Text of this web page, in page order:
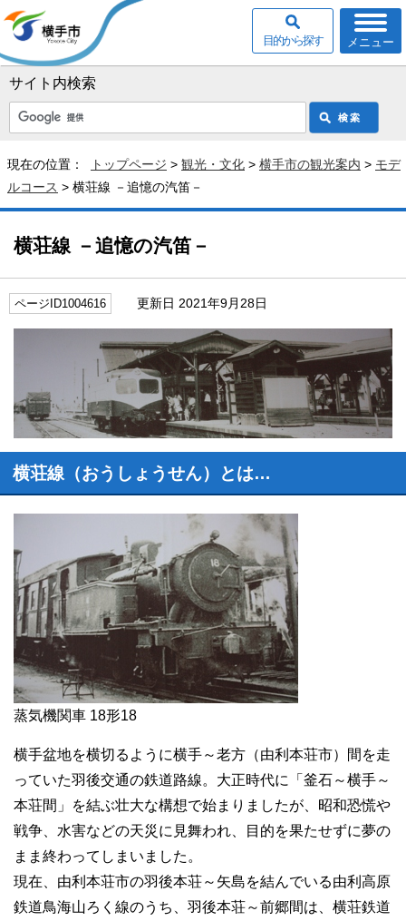
サイト内検索
メニュー
目的から探す
現在の位置： トップページ > 観光・文化 > 横手市の観光案内 > モデ
ルコース > 横荘線 －追憶の汽笛－
横荘線 －追憶の汽笛－
ページID1004616 更新日 2021年9月28日
横荘線（おうしょうせん）とは…
蒸気機関車 18形18
横手盆地を横切るように横手～老方（由利本荘市）間を走
っていた羽後交通の鉄道路線。大正時代に「釜石～横手～
本荘間」を結ぶ壮大な構想で始まりましたが、昭和恐慌や
戦争、水害などの天災に見舞われ、目的を果たせずに夢の
まま終わってしまいました。
現在、由利本荘市の羽後本荘～矢島を結んでいる由利高原
鉄道鳥海山ろく線のうち、羽後本荘～前郷間は、横荘鉄道